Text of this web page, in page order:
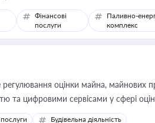
Фінансові
послуги
Паливно-
комплекс
оцінки майна, майнових
та цифровими сервісами у сфері
власника бізнесу, керівника, юриста
Будівельна діяльність